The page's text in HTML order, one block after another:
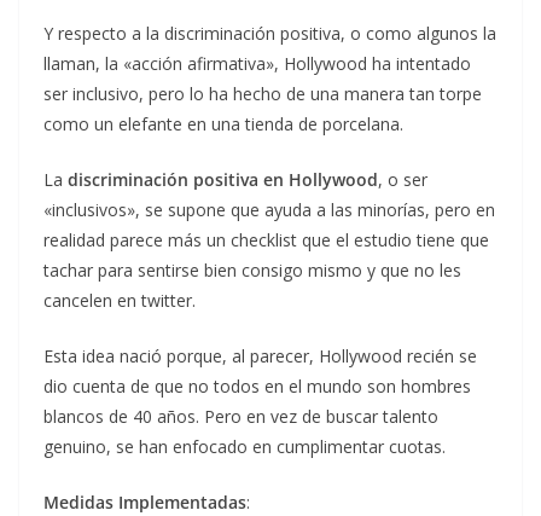
Y respecto a la discriminación positiva, o como algunos la
llaman, la «acción afirmativa», Hollywood ha intentado
ser inclusivo, pero lo ha hecho de una manera tan torpe
como un elefante en una tienda de porcelana.
La discriminación positiva en Hollywood, o ser
«inclusivos», se supone que ayuda a las minorías, pero en
realidad parece más un checklist que el estudio tiene que
tachar para sentirse bien consigo mismo y que no les
cancelen en twitter.
Esta idea nació porque, al parecer, Hollywood recién se
dio cuenta de que no todos en el mundo son hombres
blancos de 40 años. Pero en vez de buscar talento
genuino, se han enfocado en cumplimentar cuotas.
Medidas Implementadas: